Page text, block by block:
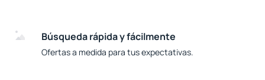
Búsqueda rápida y fácilmente
Ofertas a medida para tus expectativas.